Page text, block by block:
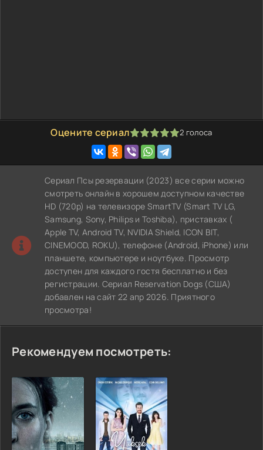
Оцените сериал
1 2 3 4 5 2 голоса
Сериал Псы резервации (2023) все серии можно
смотреть онлайн в хорошем доступном качестве
HD (720p) на телевизоре SmartTV (Smart TV LG,
Samsung, Sony, Philips и Toshiba), приставках (
Apple TV, Android TV, NVIDIA Shield, ICON BIT,
CINEMOOD, ROKU), телефоне (Android, iPhone) или
планшете, компьютере и ноутбуке. Просмотр
доступен для каждого гостя бесплатно и без
регистрации. Сериал Reservation Dogs (США)
добавлен на сайт 22 апр 2026. Приятного
просмотра!
Рекомендуем посмотреть: